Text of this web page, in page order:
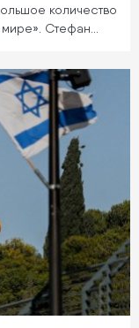
количество
Стефан…